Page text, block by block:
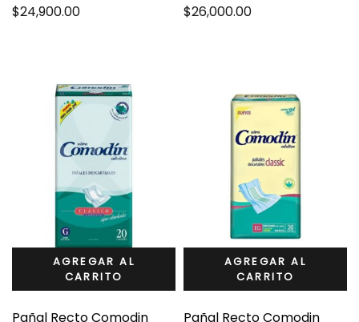
$24,900.00
$26,000.00
AGREGAR AL
CARRITO
Pañal Recto Comodin
AGREGAR AL
CARRITO
Pañal Recto Comodin